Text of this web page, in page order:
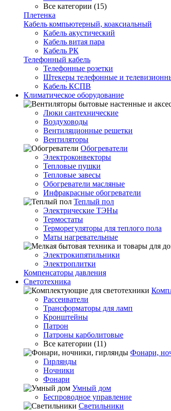
Все категории (15)
Плетенка
Кабель компьютерный, коаксиальный
Кабель акустический
Кабель витая пара
Кабель РК
Телефонный кабель
Телефонные розетки
Штекеры телефонные и
Кабель КСПВ
Климатическое оборудование
Люки сантехнические
Воздуховоды
Вентиляционные решетки
Вентиляторы
Обогреватели
Электроконвекторы
Тепловые пушки
Тепловые завесы
Обогреватели масляные
Инфракрасные обогреватели
Теплый пол
Электрические ТЭНы
Термостаты
Терморегуляторы для теплого пола
Маты нагревательные
Электрокипятильники
Электроплитки
Компенсаторы давления
Светотехника
Рассеиватели
Трансформаторы для ламп
Кронштейны
Патрон
Патроны карболитовые
Все категории (11)
Фонари,
Гирлянды
Ночники
Фонари
Умный дом
Беспроводное управление
Светильники